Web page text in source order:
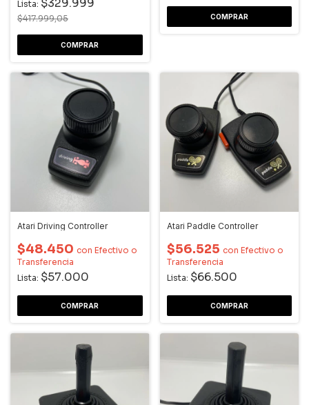
Lista: $329.999
$417.999,05
Atari Driving Controller
$48.450 con Efectivo o
Transferencia
Lista: $57.000
Atari Paddle Controller
$56.525 con Efectivo o
Transferencia
Lista: $66.500